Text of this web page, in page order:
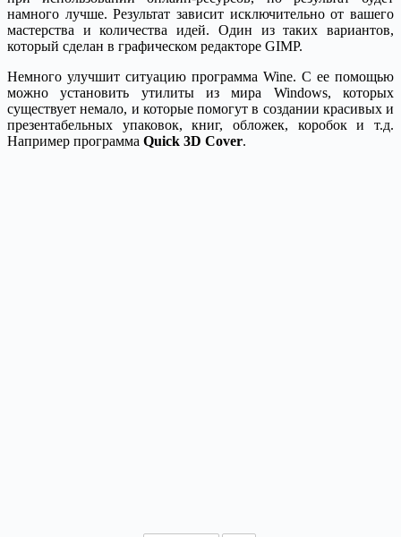
намного лучше. Результат зависит исключительно от вашего
мастерства и количества идей. Один из таких вариантов,
который сделан в графическом редакторе GIMP.
Немного улучшит ситуацию программа Wine. С ее помощью
можно установить утилиты из мира Windows, которых
существует немало, и которые помогут в создании красивых и
презентабельных упаковок, книг, обложек, коробок и т.д.
Например программа Quick 3D Cover.